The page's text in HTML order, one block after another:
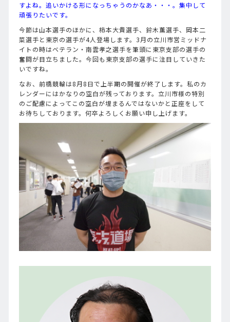
すよね。追いかける形になっちゃうのかなあ・・・。集中して
頑張りたいです。
今節は山本選手のほかに、柿本大貴選手、鈴木薫選手、岡本二
菜選手と東京の選手が4人登場します。3月の立川市営ミッドナ
イトの時はベテラン・南雲孝之選手を筆頭に東京支部の選手の
奮闘が目立ちました。今回も東京支部の選手に注目していきた
いですね。
なお、前橋競輪は8月8日で上半期の開催が終了します。私のカ
レンダーにはかなりの空白が残っております。立川市様の特別
のご配慮によってこの空白が埋まるんではないかと正座をして
お待ちしております。何卒よろしくお願い申し上げます。